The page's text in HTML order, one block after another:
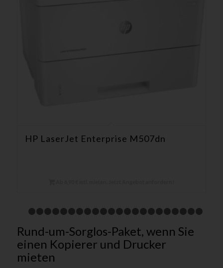
HP LaserJet Enterprise M507dn
10 11 12 13 14 15 16
2425
Rund-um-Sorglos-Paket, wenn Sie
einen Kopierer und Drucker
mieten